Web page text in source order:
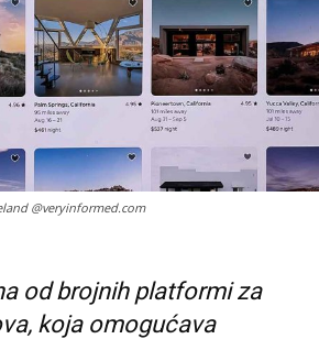
@veryinformed.com
od brojnih platformi za
koja omogućava